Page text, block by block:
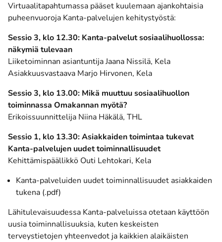
Virtuaalitapahtumassa pääset kuulemaan ajankohtaisia
puheenvuoroja Kanta-palvelujen kehitystyöstä:
Sessio 3, klo 12.30: Kanta-palvelut sosiaalihuollossa:
näkymiä tulevaan
Liiketoiminnan asiantuntija Jaana Nissilä, Kela
Asiakkuusvastaava Marjo Hirvonen, Kela
Sessio 3, klo 13.00: Mikä muuttuu sosiaalihuollon
toiminnassa Omakannan myötä?
Erikoissuunnittelija Niina Häkälä, THL
Sessio 1, klo 13.30: Asiakkaiden toimintaa tukevat
Kanta-palvelujen uudet toiminnallisuudet
Kehittämispäällikkö Outi Lehtokari, Kela
Kanta-palveluiden uudet toiminnallisuudet asiakkaiden
tukena (.pdf)
Lähitulevaisuudessa Kanta-palveluissa otetaan käyttöön
uusia toiminnallisuuksia, kuten keskeisten
terveystietojen yhteenvedot ja kaikkien alaikäisten